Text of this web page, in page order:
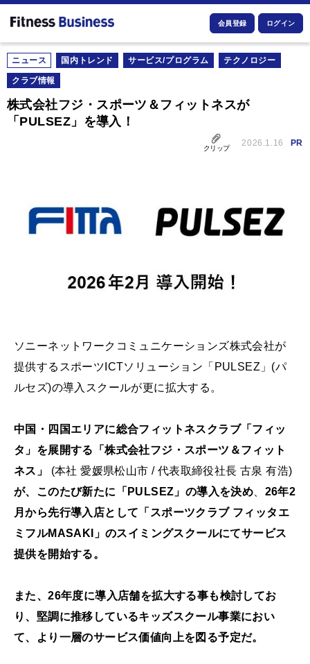
会員登録 ログイン
ニュース 国内トレンド サービス/プログラム テクノロジー
クラブ情報
株式会社フジ・スポーツ＆フィットネスが
「PULSEZ」を導入！
クリップ
2026.1.16 PR
ソニーネットワークコミュニケーションズ株式会社が
提供するスポーツICTソリューション「PULSEZ」(パ
ルセズ)の導入スクールが更に拡大する。
中国・四国エリアに総合フィットネスクラブ「フィッ
タ」を展開する「株式会社フジ・スポーツ＆フィット
ネス」 (本社 愛媛県松山市 / 代表取締役社長 古泉 有浩)
が、このたび新たに「PULSEZ」の導入を決め
26年2
月から先行導入店として「スポーツクラブ フィッタエ
ミフルMASAKI」のスイミングスクールにてサービス
提供を開始する。
また、26年度に導入店舗を拡大する事も検討してお
り、堅調に推移しているキッズスクール事業におい
て、より一層のサービス価値向上を図る予定だ。